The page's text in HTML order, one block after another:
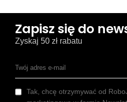
Zapisz się do
Zyskaj 50 zł rabatu
Tak, chcę otrzymywać od